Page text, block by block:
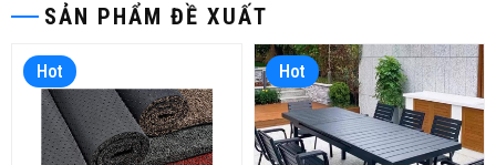
SẢN PHẨM ĐỀ XUẤT
Hot Hot